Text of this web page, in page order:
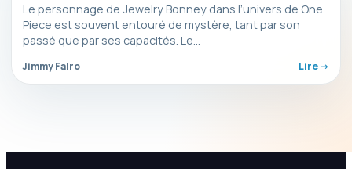
Le personnage de Jewelry Bonney dans l’univers de One
Piece est souvent entouré de mystère, tant par son
passé que par ses capacités. Le…
Jimmy Falro Lire ->